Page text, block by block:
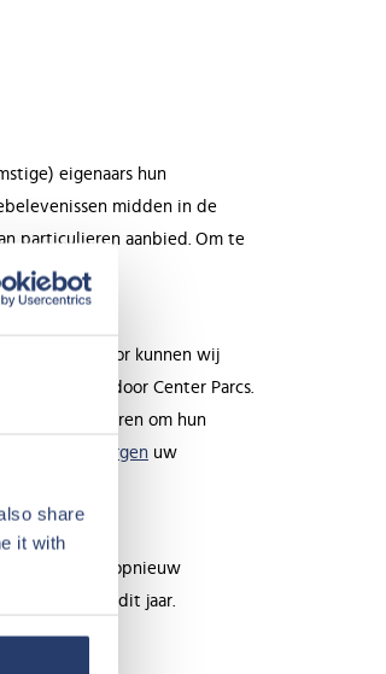
share
it with
eigenaars hun
midden in de
particulieren aanbied. Om te
Hierdoor kunnen wij
door Center Parcs.
naar manieren om hun
u
zonder zorgen uw
en opnieuw
begint dit jaar.